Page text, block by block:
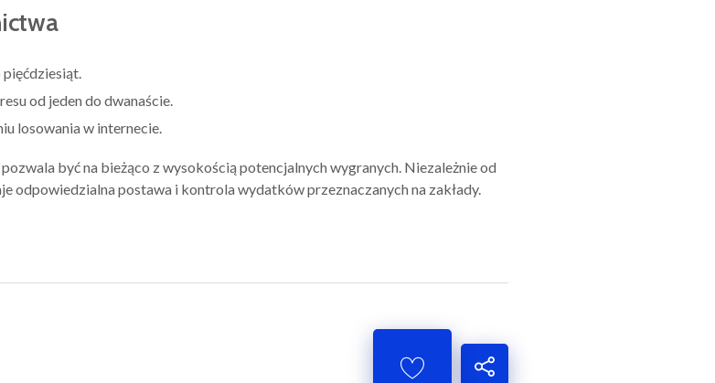
od jeden do dwanaście.
losowania w internecie.
być na bieżąco z wysokością potencjalnych wygranych. Niezależnie od
odpowiedzialna postawa i kontrola wydatków przeznaczanych na zakłady.